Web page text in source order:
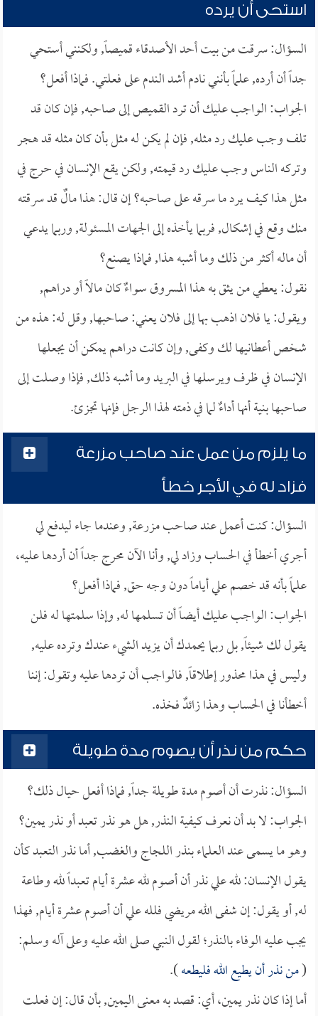
استحى أن يرده
السؤال: سرقت من بيت أحد الأصدقاء قميصاً, ولكنني أستحي
جداً أن أرده, علماً بأنني نادم أشد الندم على فعلتي. فماذا أفعل؟
الجواب: الواجب عليك أن ترد القميص إلى صاحبه, فإن كان قد
تلف وجب عليك رد مثله, فإن لم يكن له مثل بأن كان مثله قد هجر
وتركه الناس وجب عليك رد قيمته, ولكن يقع الإنسان في حرج في
مثل هذا كيف يرد ما سرقه على صاحبه؟ إن قال: هذا مالٌ قد سرقته
منك وقع في إشكال, فربما يأخذه إلى الجهات المسئولة, وربما يدعي
أن ماله أكثر من ذلك وما أشبه هذا, فماذا يصنع؟
نقول: يعطي من يثق به هذا المسروق سواءٌ كان مالاً أو دراهم,
ويقول: يا فلان اذهب بها إلى فلان يعني: صاحبها, وقل له: هذه من
شخص أعطانيها لك وكفى, وإن كانت دراهم يمكن أن يجعلها
الإنسان في ظرف ويرسلها في البريد وما أشبه ذلك, فإذا وصلت إلى
صاحبها بنية أنها أداءٌ لما في ذمته لهذا الرجل فإنها تجزئ.
ما يلزم من عمل عند صاحب مزرعة
فزاد له في الأجر خطأً
السؤال: كنت أعمل عند صاحب مزرعة, وعندما جاء ليدفع لي
أجري أخطأ في الحساب وزاد لي, وأنا الآن محرج جداً أن أردها عليه،
علماً بأنه قد خصم علي أياماً دون وجه حق, فماذا أفعل؟
الجواب: الواجب عليك أيضاً أن تسلمها له, وإذا سلمتها له فلن
يقول لك شيئاً, بل ربما يحمدك أن يزيد الشيء عندك وترده عليه,
وليس في هذا محذور إطلاقاً, فالواجب أن تردها عليه وتقول: إننا
أخطأنا في الحساب وهذا زائدٌ فخذه.
حكم من نذر أن يصوم مدة طويلة
السؤال: نذرت أن أصوم مدة طويلة جداً, فماذا أفعل حيال ذلك؟
الجواب: لا بد أن نعرف كيفية النذر, هل هو نذر تعبد أو نذر يمين؟
وهو ما يسمى عند العلماء بنذر اللجاج والغضب, أما نذر التعبد كأن
يقول الإنسان: لله علي نذر أن أصوم لله عشرة أيام تعبداً لله وطاعة
له, أو يقول: إن شفى الله مريضي فلله علي أن أصوم عشرة أيام, فهذا
يجب عليه الوفاء بالنذر؛ لقول النبي صلى الله عليه وعلى آله وسلم:
(من نذر أن يطيع الله فليطعه).
أما إذا كان نذر يمين، أي: قصد به معنى اليمين, بأن قال: إن فعلت